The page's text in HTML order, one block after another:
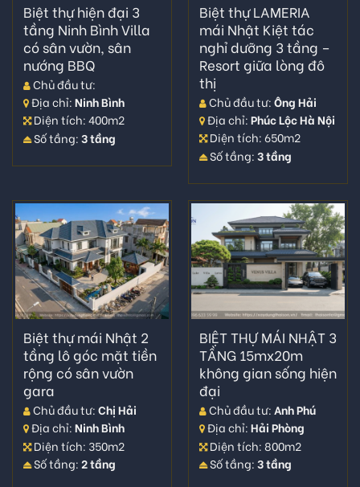
Biệt thự hiện đại 3
tầng Ninh Bình Villa
có sân vườn, sân
nướng BBQ
Chủ đầu tư:
Địa chỉ: Ninh Bình
Diện tích: 400m2
Số tầng: 3 tầng
Biệt thự LAMERIA
mái Nhật Kiệt tác
nghỉ dưỡng 3 tầng –
Resort giữa lòng đô
thị
Chủ đầu tư: Ông Hải
Địa chỉ: Phúc Lộc Hà Nội
Diện tích: 650m2
Số tầng: 3 tầng
Biệt thự mái Nhật 2
tầng lô góc mặt tiền
rộng có sân vườn
gara
Chủ đầu tư: Chị Hải
Địa chỉ: Ninh Bình
Diện tích: 350m2
Số tầng: 2 tầng
BIỆT THỰ MÁI NHẬT 3
TẦNG 15mx20m
không gian sống hiện
đại
Chủ đầu tư: Anh Phú
Địa chỉ: Hải Phòng
Diện tích: 800m2
Số tầng: 3 tầng